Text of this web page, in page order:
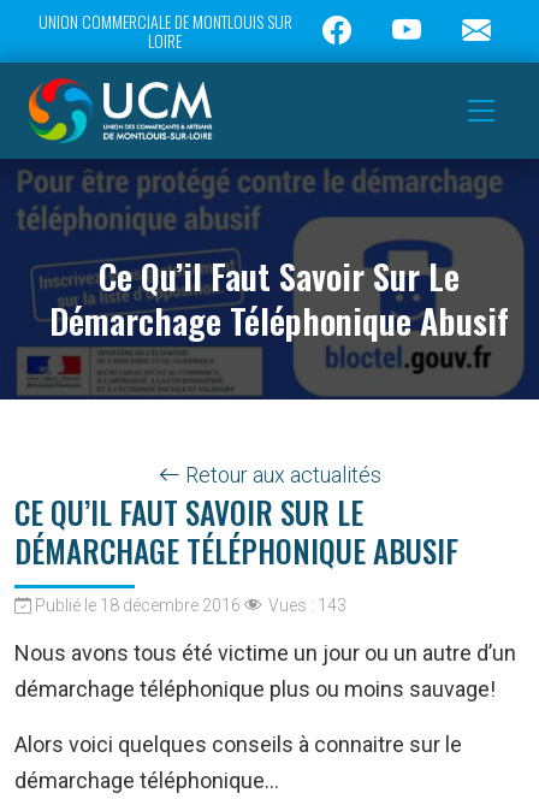
UNION COMMERCIALE DE MONTLOUIS SUR
LOIRE
Ce Qu’il Faut Savoir Sur Le
Démarchage Téléphonique Abusif
Retour aux actualités
CE QU’IL FAUT SAVOIR SUR LE
DÉMARCHAGE TÉLÉPHONIQUE ABUSIF
Publié le 18 décembre 2016 Vues : 143
Nous avons tous été victime un jour ou un autre d’un
démarchage téléphonique plus ou moins sauvage!
Alors voici quelques conseils à connaitre sur le
démarchage téléphonique…